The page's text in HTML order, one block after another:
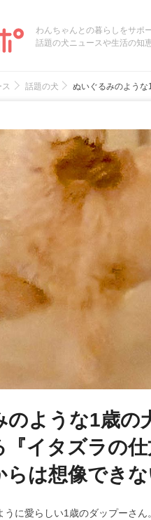
わんちゃんとの暮らしをサポ
話題の犬ニュースや生活の知
話題の犬 ぬいぐるみのよう
のような1歳
『イタズラの
らは想像でき
うに愛らしい1歳のダップーさ